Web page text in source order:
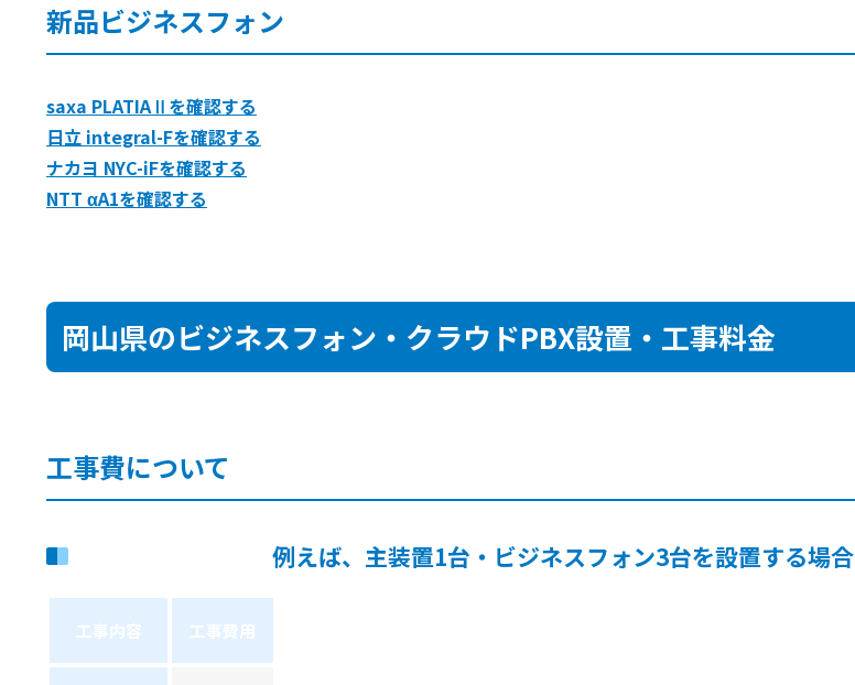
新品ビジネスフォン
saxa PLATIAⅡを確認する
日立 integral-Fを確認する
ナカヨ NYC-iFを確認する
NTT αA1を確認する
岡山県のビジネスフォン・クラウドPBX設置・工事料金
工事費について
例えば、主装置1台・ビジネスフォン3台を設置する場合
工事内容 工事費用